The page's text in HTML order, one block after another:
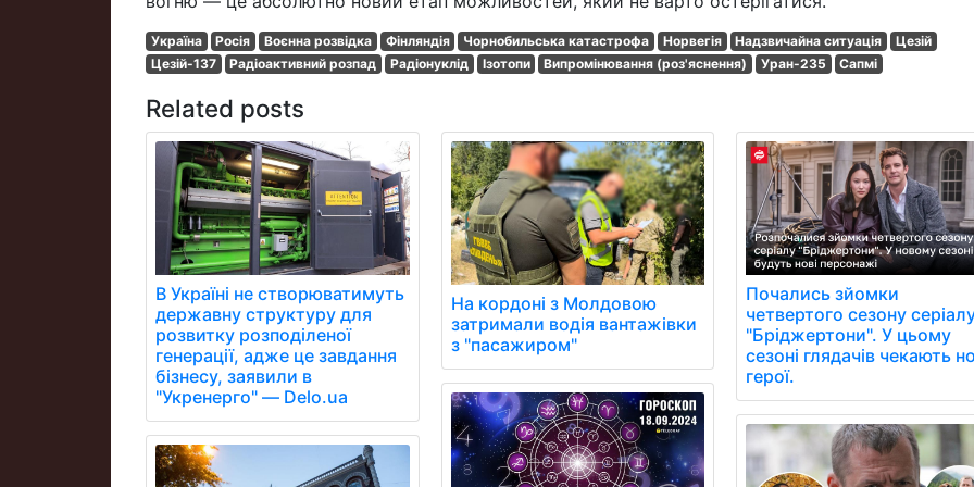
Україна Росія Воєнна розвідка Фінляндія Чорнобильська катастрофа Норвегія Надзвичайна ситуація
Цезій
Цезій-137
Радіоактивний розпад Радіонуклід Ізотопи Випромінювання (роз'яснення) Уран-235 Сапмі
Related posts
В Україні не створюватимуть
державну структуру для
розвитку розподіленої
генерації, адже це завдання
бізнесу, заявили в
"Укренерго" — Delo.ua
На кордоні з Молдовою
затримали водія вантажівки
з "пасажиром"
Почались зйомки
четвертого сезону
"Бріджертони". У цьому
сезоні глядачів чекають
герої.